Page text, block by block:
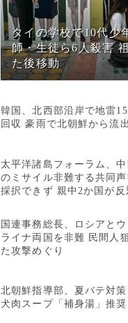
タイの学校で10代少
師・生徒ら6人殺害
た後移動
韓国、北西部沿岸で地雷
回収 豪雨で北朝鮮から流
太平洋諸島フォーラム、中
のミサイル非難する共同声
採択できず 親中2か国が反
国連事務総長、ロシアとウ
ライナ両国を非難 民間人
た攻撃めぐり
北朝鮮指導部、夏バテ対策
犬肉スープ「補身湯」推奨